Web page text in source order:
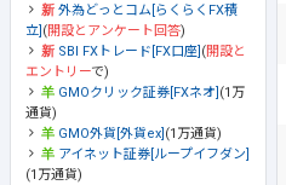
外為どっとコム[らくらくFX積
立] (開設とアンケート回答)
SBI FXトレード[FX口座] (開設と
エントリーで)
GMOクリック証券[FXネオ] (1万
通貨)
GMO外貨[外貨ex] (1万通貨)
アイネット証券[ループイフダン]
(1万通貨)